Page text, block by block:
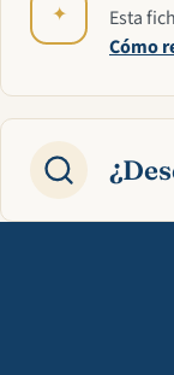
✦
Esta
Cómo